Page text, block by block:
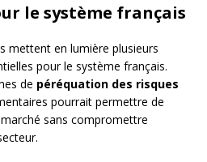
le système français
mettent en lumière plusieurs
pour le système français.
de péréquation des risques
pourrait permettre de
sans compromettre